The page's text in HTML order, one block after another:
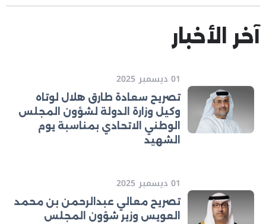
آخر الأخبار
01 ديسمبر 2025
تصريح سعادة طارق هلال لوتاه
وكيل وزارة الدولة لشؤون المجلس
الوطني الاتحادي بمناسبة يوم
الشهيد
01 ديسمبر 2025
تصريح معالي عبدالرحمن بن محمد
العويس وزير شؤون المجلس